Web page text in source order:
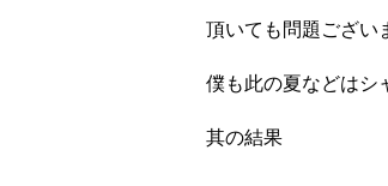
頂いても問題ござい
僕も此の夏などはシ
其の結果